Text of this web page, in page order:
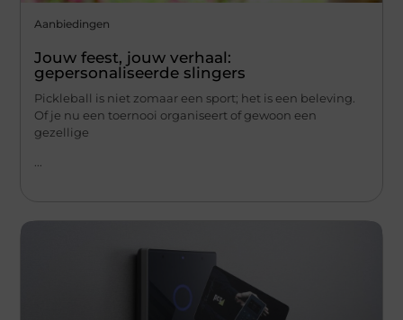
Aanbiedingen
Jouw feest, jouw verhaal:
gepersonaliseerde slingers
Pickleball is niet zomaar een sport; het is een beleving.
Of je nu een toernooi organiseert of gewoon een
gezellige
...